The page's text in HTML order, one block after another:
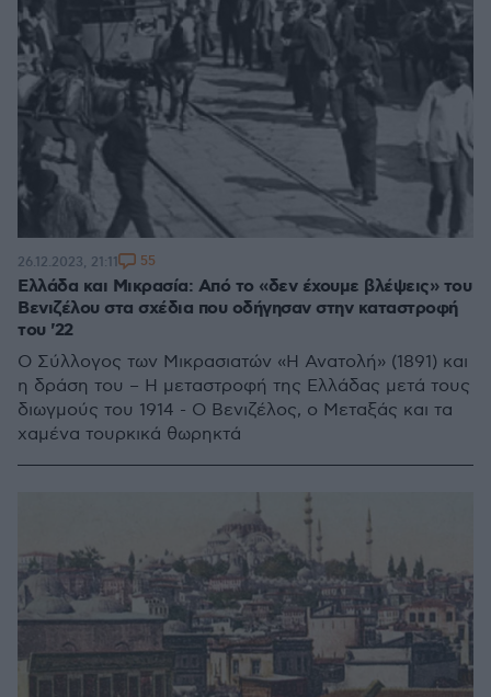
Ελλάδα και Μικρασία: Από το «δεν έχουμε βλέψεις» του
Βενιζέλου στα σχέδια που οδήγησαν στην καταστροφή
του '22
O Σύλλογος των Μικρασιατών «Η Ανατολή» (1891) και
η δράση του – Η μεταστροφή της Ελλάδας μετά τους
διωγμούς του 1914 - Ο Βενιζέλος, ο Μεταξάς και τα
χαμένα τουρκικά θωρηκτά
26.12.2023, 21:11 55